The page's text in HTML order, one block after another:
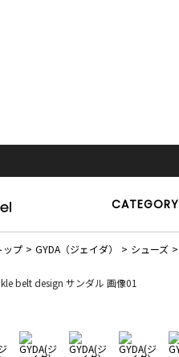
CATEGORY
ップ GYDA（ジェイダ） シューズ